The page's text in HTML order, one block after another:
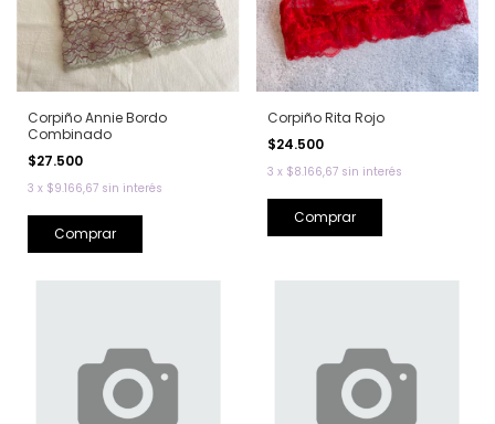
Corpiño Annie Bordo
Combinado
$27.500
3 x $9.166,67 sin interés
Comprar
Corpiño Rita Rojo
$24.500
3 x $8.166,67 sin interés
Comprar